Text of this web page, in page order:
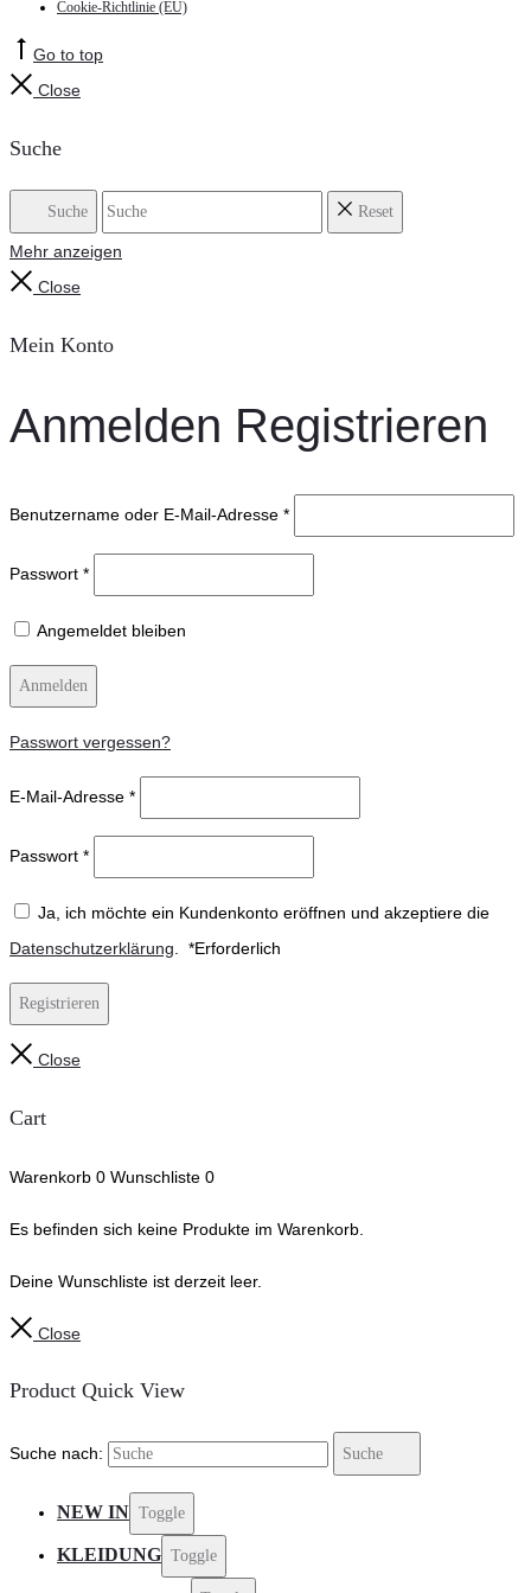
Cookie-Richtlinie (EU)
Go to top
Close
Suche
Suche Reset
Mehr anzeigen
Close
Mein Konto
Anmelden Registrieren
Benutzername oder E-Mail-Adresse *
Passwort *
Angemeldet bleiben
Anmelden
Passwort vergessen?
E-Mail-Adresse *
Passwort *
Ja, ich möchte ein Kundenkonto eröffnen und akzeptiere die
Datenschutzerklärung
*Erforderlich
Registrieren
Close
Cart
Warenkorb 0 Wunschliste 0
Es befinden sich keine Produkte im Warenkorb.
Deine Wunschliste ist derzeit leer.
Close
Product Quick View
Suche nach: Suche
NEW IN Toggle
KLEIDUNG Toggle